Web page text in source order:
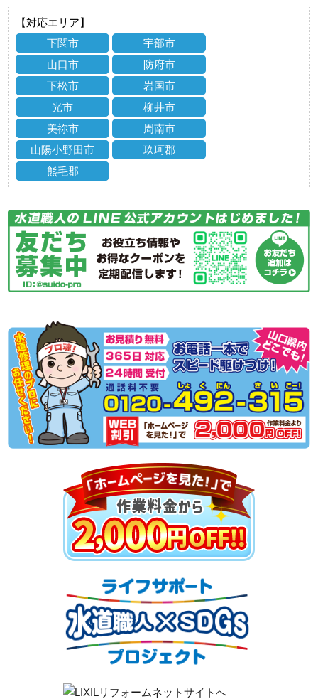
【対応エリア】
下関市
宇部市
山口市
防府市
下松市
岩国市
光市
柳井市
美祢市
周南市
山陽小野田市
玖珂郡
熊毛郡